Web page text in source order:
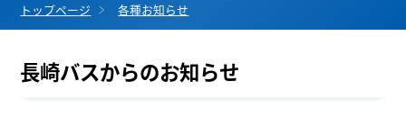
トップページ 各種お知らせ
長崎バスからのお知らせ